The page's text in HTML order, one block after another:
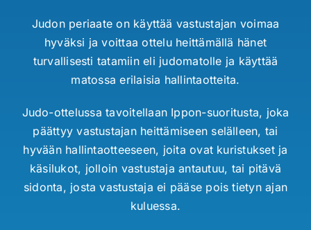
Judon periaate on käyttää vastustajan voimaa
hyväksi ja voittaa ottelu heittämällä hänet
turvallisesti tatamiin eli judomatolle ja käyttää
matossa erilaisia hallintaotteita.
Judo-ottelussa tavoitellaan Ippon-suoritusta, joka
päättyy vastustajan heittämiseen selälleen, tai
hyvään hallintaotteeseen, joita ovat kuristukset ja
käsilukot, jolloin vastustaja antautuu, tai pitävä
sidonta, josta vastustaja ei pääse pois tietyn ajan
kuluessa.